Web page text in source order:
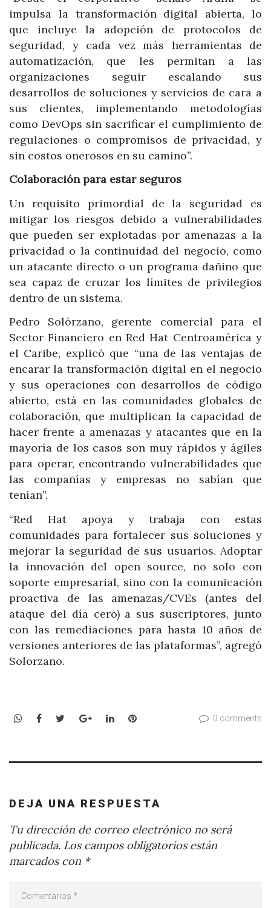
impulsa la transformación digital abierta, lo
que incluye la adopción de protocolos de
seguridad, y cada vez más herramientas de
automatización, que les permitan a las
organizaciones seguir escalando sus
desarrollos de soluciones y servicios de cara a
sus clientes, implementando metodologías
como DevOps sin sacrificar el cumplimiento de
regulaciones o compromisos de privacidad, y
sin costos onerosos en su camino”.
Colaboración para estar seguros
Un requisito primordial de la seguridad es
mitigar los riesgos debido a vulnerabilidades
que pueden ser explotadas por amenazas a la
privacidad o la continuidad del negocio, como
un atacante directo o un programa dañino que
sea capaz de cruzar los límites de privilegios
dentro de un sistema.
Pedro Solórzano, gerente comercial para el
Sector Financiero en Red Hat Centroamérica y
el Caribe, explicó que “una de las ventajas de
encarar la transformación digital en el negocio
y sus operaciones con desarrollos de código
abierto, está en las comunidades globales de
colaboración, que multiplican la capacidad de
hacer frente a amenazas y atacantes que en la
mayoría de los casos son muy rápidos y ágiles
para operar, encontrando vulnerabilidades que
las compañías y empresas no sabían que
tenían”.
“Red Hat apoya y trabaja con estas
comunidades para fortalecer sus soluciones y
mejorar la seguridad de sus usuarios. Adoptar
la innovación del open source, no solo con
soporte empresarial, sino con la comunicación
proactiva de las amenazas/CVEs (antes del
ataque del día cero) a sus suscriptores, junto
con las remediaciones para hasta 10 años de
versiones anteriores de las plataformas”, agregó
Solorzano.
WhatsApp
Facebook
TwitterGoogle+LinkedInPinterest 0 comments
DEJA UNA RESPUESTA
Tu dirección de correo electrónico no será
publicada. Los campos obligatorios están
marcados con *